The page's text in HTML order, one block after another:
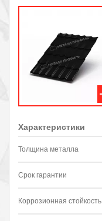
Характеристики
Толщина металла
Срок гарантии
Коррозионная стойкость